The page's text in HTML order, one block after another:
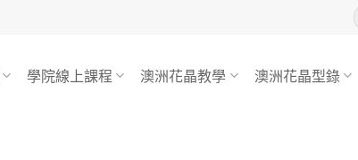
搜
學院線上課程 澳洲花晶教學 澳洲花晶型錄